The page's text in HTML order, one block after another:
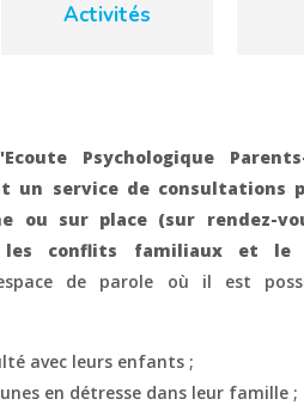
Activités
Psychologique
un service de consultations
ou sur place (sur rendez-
les conflits familiaux et
de parole où il est
avec leurs enfants ;
en détresse dans leur famille ;